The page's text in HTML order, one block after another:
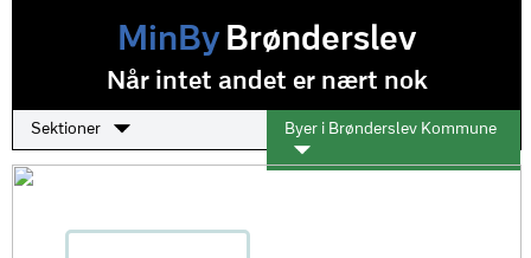
MinByBrønderslev
Når intet andet er nært nok
Sektioner Byer i Brønderslev Kommune